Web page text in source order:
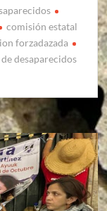
comisión estatal
forzadazada
desaparecidos